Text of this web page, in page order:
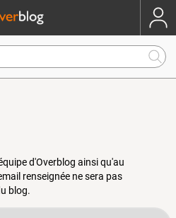
d'Overblog ainsi qu'au
renseignée ne sera pas
blog.